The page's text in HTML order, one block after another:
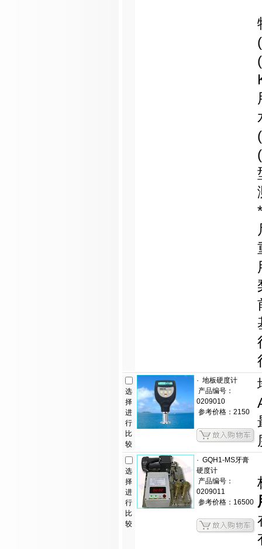
选
择
进
行
比
较
· 地板硬度计
产品编号：
0209010
参考价格：2150
选
择
进
行
比
较
· GQH1-MS牙膏
硬度计
产品编号：
0209011
参考价格：16500